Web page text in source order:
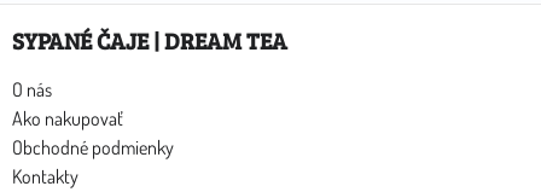
SYPANÉ ČAJE | DREAM TEA
O nás
Ako nakupovať
Obchodné podmienky
Kontakty